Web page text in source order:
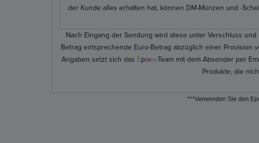
der Kunde alles erhalten hat, können DM-Münzen und -
Nach Eingang der Sendung wird diese unter Verschluss
Betrag entsprechende Euro-Betrag abzüglich einer Provision
Angaben setzt sich das Epoxa-Team mit dem Absender per
Produkte, die
***Verwenden Sie den